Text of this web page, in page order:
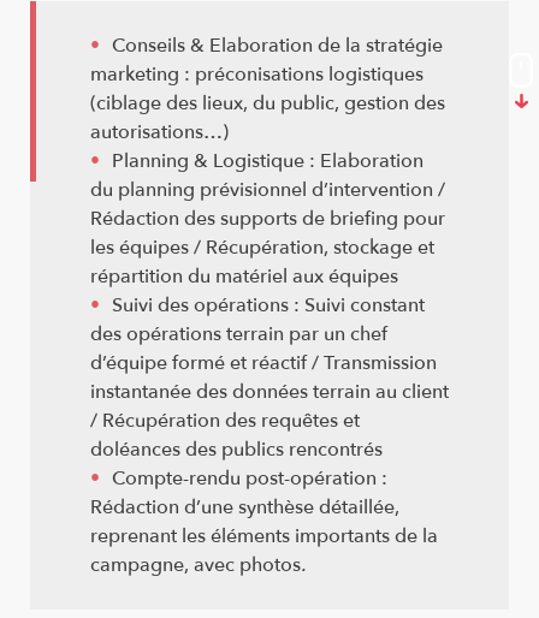
Conseils & Elaboration de la stratégie
marketing : préconisations logistiques
(ciblage des lieux, du public, gestion des
autorisations…)
Planning & Logistique : Elaboration
du planning prévisionnel d’intervention /
Rédaction des supports de briefing pour
les équipes / Récupération, stockage et
répartition du matériel aux équipes
Suivi des opérations : Suivi constant
des opérations terrain par un chef
d’équipe formé et réactif / Transmission
instantanée des données terrain au client
/ Récupération des requêtes et
doléances des publics rencontrés
Compte-rendu post-opération :
Rédaction d’une synthèse détaillée,
reprenant les éléments importants de la
campagne, avec photos.